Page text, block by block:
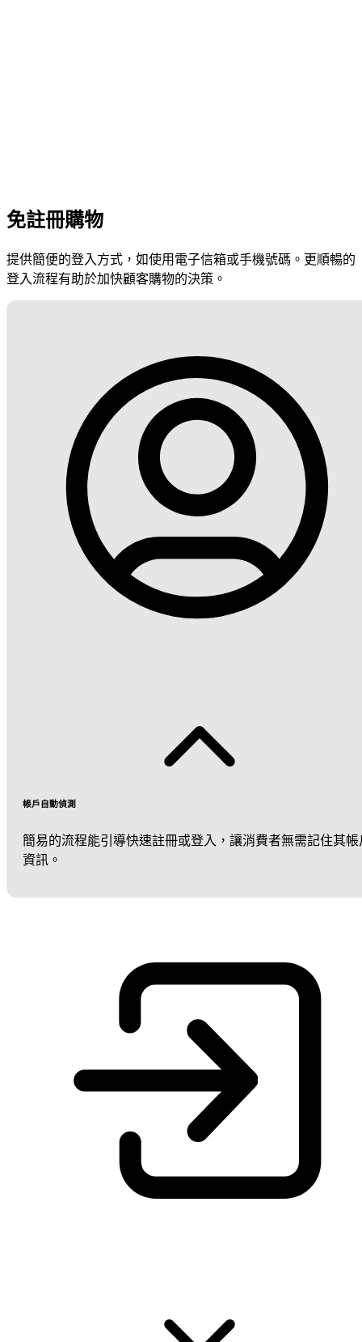
免註冊購物
提供簡便的登入方式，如使用電子信箱或手機號碼。更順暢的
登入流程有助於加快顧客購物的決策。
帳戶自動偵測
簡易的流程能引導快速註冊或登入，讓消費者無需記住其帳
資訊。